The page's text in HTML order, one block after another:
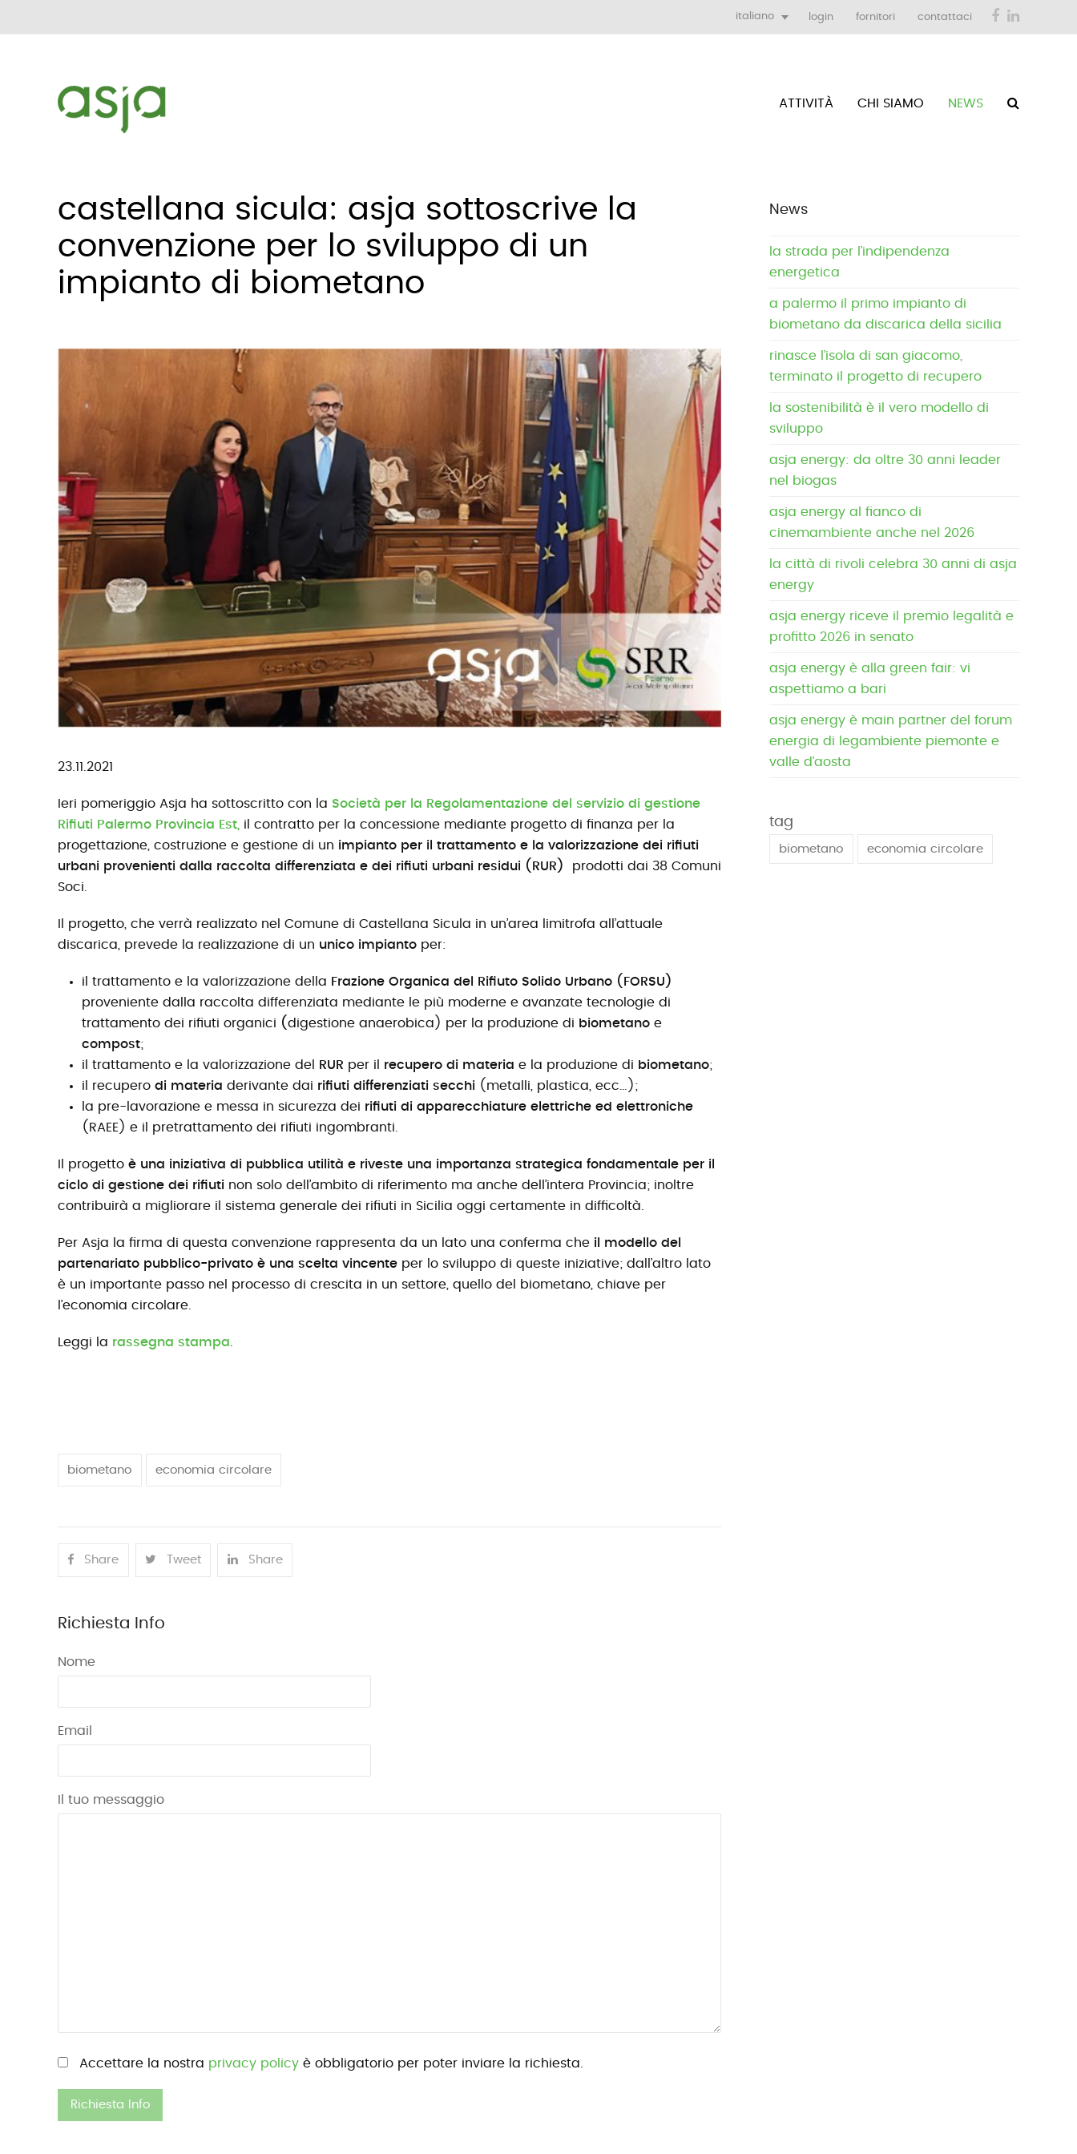
italiano login fornitori contattaci Facebook
ATTIVITÀ CHI SIAMO NEWS
castellana sicula: asja sottoscrive la
convenzione per lo sviluppo di un
impianto di biometano
23.11.2021
Ieri pomeriggio Asja ha sottoscritto con la Società per la Regolamentazione del servizio di gestione
Rifiuti Palermo Provincia Est, il contratto per la concessione mediante progetto di finanza per la
progettazione, costruzione e gestione di un impianto per il trattamento e la valorizzazione dei rifiuti
urbani provenienti dalla raccolta differenziata e dei rifiuti urbani residui (RUR) prodotti dai 38 Comuni
Soci.
Il progetto, che verrà realizzato nel Comune di Castellana Sicula in un’area limitrofa all’attuale
discarica, prevede la realizzazione di un unico impianto per:
il trattamento e la valorizzazione della Frazione Organica del Rifiuto Solido Urbano (FORSU)
proveniente dalla raccolta differenziata mediante le più moderne e avanzate tecnologie di
trattamento dei rifiuti organici ( digestione anaerobica) per la produzione di biometano e
compost;
il trattamento e la valorizzazione del
RUR per il recupero di materia e la produzione di biometano;
il recupero di materia derivante dai rifiuti differenziati secchi (metalli, plastica, ecc…);
la pre-lavorazione e messa in sicurezza dei rifiuti di apparecchiature elettriche ed elettroniche
(RAEE) e il pretrattamento dei rifiuti ingombranti.
Il progetto è una iniziativa di pubblica utilità e riveste una importanza strategica fondamentale per il
ciclo di gestione dei rifiuti non solo dell’ambito di riferimento ma anche dell’intera Provincia; inoltre
contribuirà a migliorare il sistema generale dei rifiuti in Sicilia oggi certamente in difficoltà.
Per Asja la firma di questa convenzione rappresenta da un lato una conferma che il modello del
partenariato pubblico-privato è una scelta vincente per lo sviluppo di queste iniziative; dall’altro lato
è un importante passo nel processo di crescita in un settore, quello del biometano, chiave per
l’economia circolare.
Leggi la rassegna stampa
biometano economia circolare
Share Tweet Share
Richiesta Info
Nome
Email
Il tuo messaggio
Si prega di lasciare vuoto questo campo.
Accettare la nostra privacy policy è obbligatorio per poter inviare la richiesta.
News
la strada per l’indipendenza
energetica
a palermo il primo impianto di
biometano da discarica della sicilia
rinasce l’isola di san giacomo,
terminato il progetto di recupero
la sostenibilità è il vero modello di
sviluppo
asja energy: da oltre 30 anni leader
nel biogas
asja energy al fianco di
cinemambiente anche nel 2026
la città di rivoli celebra 30 anni di asja
energy
asja energy riceve il premio legalità e
profitto 2026 in senato
asja energy è alla green fair: vi
aspettiamo a bari
asja energy è main partner del forum
energia di legambiente piemonte e
valle d’aosta
tag
biometano economia circolare